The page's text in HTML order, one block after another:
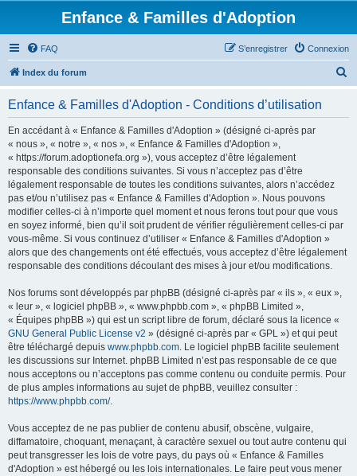
Enfance & Familles d'Adoption
FAQ Connexion
S’enregistrer
Index du forum
Enfance & Familles d'Adoption - Conditions d’utilisation
En accédant à « Enfance & Familles d'Adoption » (désigné ci-après par
« nous », « notre », « nos », « Enfance & Familles d'Adoption »,
« https://forum.adoptionefa.org »), vous acceptez d’être légalement
responsable des conditions suivantes. Si vous n’acceptez pas d’être
légalement responsable de toutes les conditions suivantes, alors n’accédez
pas et/ou n’utilisez pas « Enfance & Familles d'Adoption ». Nous pouvons
modifier celles-ci à n’importe quel moment et nous ferons tout pour que vous
en soyez informé, bien qu’il soit prudent de vérifier régulièrement celles-ci par
vous-même. Si vous continuez d’utiliser « Enfance & Familles d'Adoption »
alors que des changements ont été effectués, vous acceptez d’être légalement
responsable des conditions découlant des mises à jour et/ou modifications.
Nos forums sont développés par phpBB (désigné ci-après par « ils », « eux »,
« leur », « logiciel phpBB », « www.phpbb.com », « phpBB Limited »,
« Équipes phpBB ») qui est un script libre de forum, déclaré sous la licence «
GNU General Public License v2 » (désigné ci-après par « GPL ») et qui peut
être téléchargé depuis www.phpbb.com. Le logiciel phpBB facilite seulement
les discussions sur Internet. phpBB Limited n’est pas responsable de ce que
nous acceptons ou n’acceptons pas comme contenu ou conduite permis. Pour
de plus amples informations au sujet de phpBB, veuillez consulter :
https://www.phpbb.com/.
Vous acceptez de ne pas publier de contenu abusif, obscène, vulgaire,
diffamatoire, choquant, menaçant, à caractère sexuel ou tout autre contenu qui
peut transgresser les lois de votre pays, du pays où « Enfance & Familles
d'Adoption » est hébergé ou les lois internationales. Le faire peut vous mener